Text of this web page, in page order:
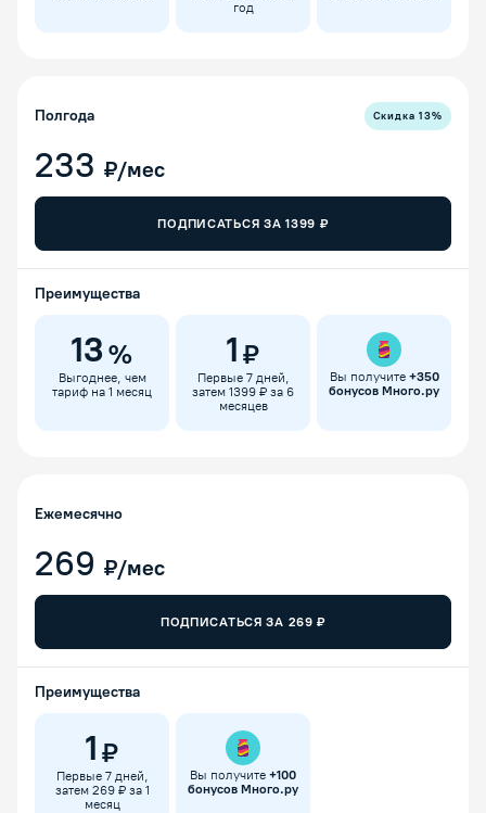
год
Полгода Скидка13%
233 ₽/мес
ПОДПИСАТЬСЯ ЗА1399 ₽
Преимущества
13 %
Выгоднее, чем
тариф на 1 месяц
1 ₽
Первые 7 дней,
затем 1399 ₽ за 6
месяцев
Вы получите +350
бонусов Много.ру
Ежемесячно
269 ₽/мес
ПОДПИСАТЬСЯ ЗА 269 ₽
Преимущества
1 ₽
Первые 7 дней,
затем 269 ₽ за 1
месяц
Вы получите +100
бонусов Много.ру